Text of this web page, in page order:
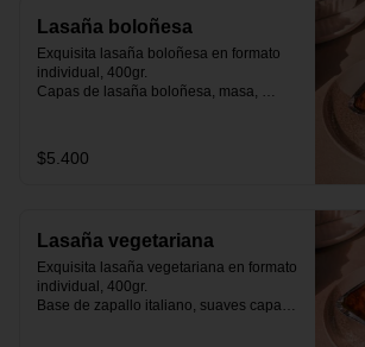
Lasaña boloñesa
Exquisita lasaña boloñesa en formato
individual, 400gr.
Capas de lasaña boloñesa, masa,
$5.400
Lasaña vegetariana
Exquisita lasaña vegetariana en formato
individual, 400gr.
Base de zapallo italiano, suaves capas